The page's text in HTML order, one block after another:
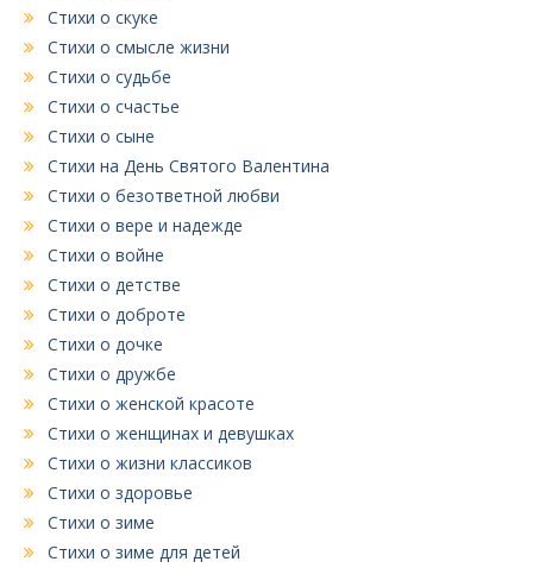
Стихи о скуке
Стихи о смысле жизни
Стихи о судьбе
Стихи о счастье
Стихи о сыне
Стихи на День Святого Валентина
Стихи о безответной любви
Стихи о вере и надежде
Стихи о войне
Стихи о детстве
Стихи о доброте
Стихи о дочке
Стихи о дружбе
Стихи о женской красоте
Стихи о женщинах и девушках
Стихи о жизни классиков
Стихи о здоровье
Стихи о зиме
Стихи о зиме для детей